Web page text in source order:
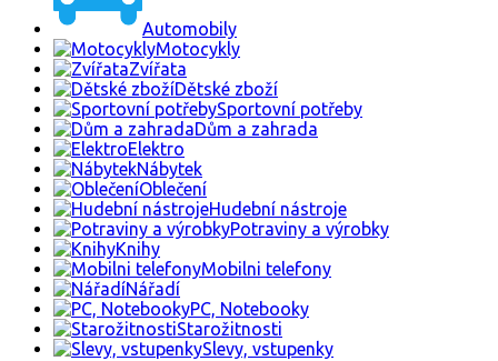
Automobily
Motocykly
Zvířata
Dětské zboží
Sportovní potřeby
Dům a zahrada
Elektro
Nábytek
Oblečení
Hudební nástroje
Potraviny a výrobky
Knihy
Mobilni telefony
Nářadí
PC, Notebooky
Starožitnosti
Slevy, vstupenky